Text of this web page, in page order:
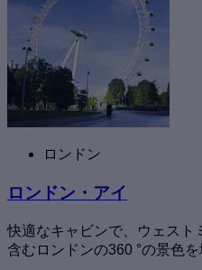
ロンドン
ロンドン・アイ
快適なキャビンで、ウェスト
含むロンドンの360 °の景色を